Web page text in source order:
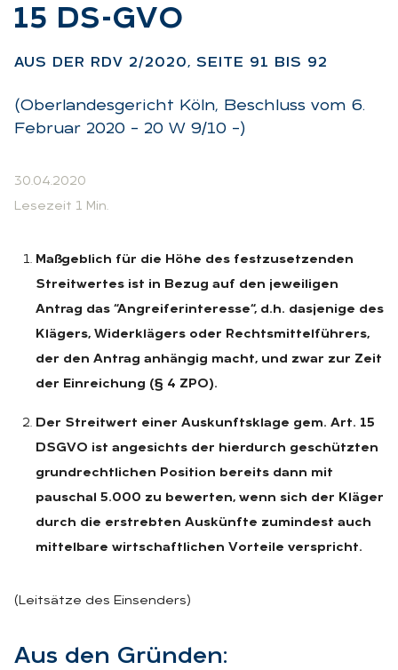
15 DS-GVO
AUS DER RDV 2/2020, SEI­TE 91 BIS 92
(Oberlandesgericht Köln, Beschluss vom 6.
Februar 2020 – 20 W 9/10 –)
30.04.2020
Lesezeit 1 Min.
Maßgeblich für die Höhe des festzusetzenden
Streitwertes ist in Bezug auf den jeweiligen
Antrag das “Angreiferinteresse“, d.h. dasjenige des
Klägers, Widerklägers oder Rechtsmittelführers,
der den Antrag anhängig macht, und zwar zur Zeit
der Einreichung (§ 4 ZPO).
Der Streitwert einer Auskunftsklage gem. Art. 15
DSGVO ist angesichts der hierdurch geschützten
grundrechtlichen Position bereits dann mit
pauschal 5.000 zu bewerten, wenn sich der Kläger
durch die erstrebten Auskünfte zumindest auch
mittelbare wirtschaftlichen Vorteile verspricht.
(Leitsätze des Einsenders)
Aus den Grün­den: